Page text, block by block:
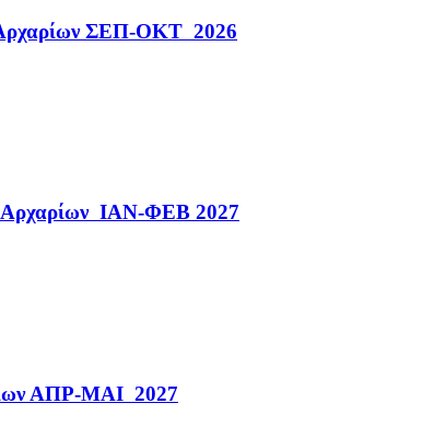
Αρχαρίων ΣΕΠ-ΟΚΤ 2026
Αρχαρίων ΙΑΝ-ΦΕΒ 2027
ΑΠΡ-ΜΑΙ 2027